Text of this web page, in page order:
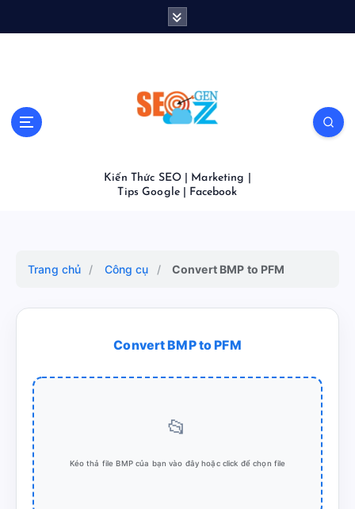
Kiến Thức SEO | Marketing |
Tips Google | Facebook
Trang chủ / Công cụ / Convert BMP to PFM
Convert BMP to PFM
📂
Kéo thả file BMP của bạn vào đây hoặc click để chọn file